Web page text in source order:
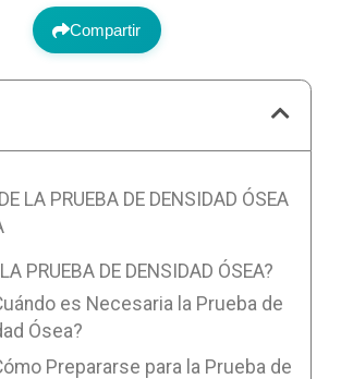
Compartir
LA PRUEBA DE DENSIDAD ÓSEA
PRUEBA DE DENSIDAD ÓSEA?
es Necesaria la Prueba de
Ósea?
Prepararse para la Prueba de